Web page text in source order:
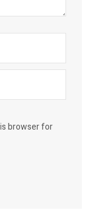
browser for